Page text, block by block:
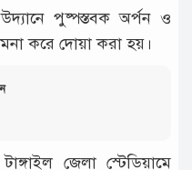
পুষ্পস্তবক অর্পন ও
করে দোয়া করা হয়।
জেলা স্টেডিয়ামে